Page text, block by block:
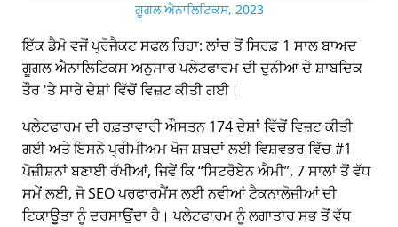
ਗੂਗਲ ਐਨਾਲਿਟਿਕਸ, 2023
ਇੱਕ ਡੈਮੋ ਵਜੋਂ ਪ੍ਰੋਜੈਕਟ ਸਫਲ ਰਿਹਾ: ਲਾਂਚ ਤੋਂ ਸਿਰਫ਼ 1 ਸਾਲ ਬਾਅਦ
ਗੂਗਲ ਐਨਾਲਿਟਿਕਸ ਅਨੁਸਾਰ ਪਲੇਟਫਾਰਮ ਦੀ ਦੁਨੀਆ ਦੇ ਸ਼ਾਬਦਿਕ
ਤੌਰ 'ਤੇ ਸਾਰੇ ਦੇਸ਼ਾਂ ਵਿੱਚੋਂ ਵਿਜ਼ਟ ਕੀਤੀ ਗਈ।
ਪਲੇਟਫਾਰਮ ਦੀ ਹਫ਼ਤਾਵਾਰੀ ਔਸਤਨ 174 ਦੇਸ਼ਾਂ ਵਿੱਚੋਂ ਵਿਜ਼ਟ ਕੀਤੀ
ਗਈ ਅਤੇ ਇਸਨੇ ਪ੍ਰੀਮੀਅਮ ਖੋਜ ਸ਼ਬਦਾਂ ਲਈ ਵਿਸ਼ਵਭਰ ਵਿੱਚ #1
ਪੋਜ਼ੀਸ਼ਨਾਂ ਬਣਾਈ ਰੱਖੀਆਂ, ਜਿਵੇਂ ਕਿ ਸਿਟਰੋਏਨ ਐਮੀ , 7 ਸਾਲਾਂ ਤੋਂ ਵੱਧ
ਸਮੇਂ ਲਈ, ਜੋ SEO ਪਰਫਾਰਮੈਂਸ ਲਈ ਨਵੀਆਂ ਟੈਕਨਾਲੋਜੀਆਂ ਦੀ
ਟਿਕਾਊਤਾ ਨੂੰ ਦਰਸਾਉਂਦਾ ਹੈ। ਪਲੇਟਫਾਰਮ ਨੂੰ ਲਗਾਤਾਰ ਸਭ ਤੋਂ ਵੱਧ